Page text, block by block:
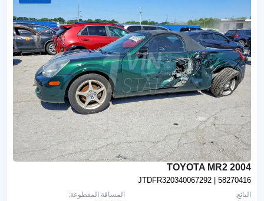
2004 TOYOTA MR2
JTDFR320340067292 | 58270416
المسافة المقطوعة: البائع: